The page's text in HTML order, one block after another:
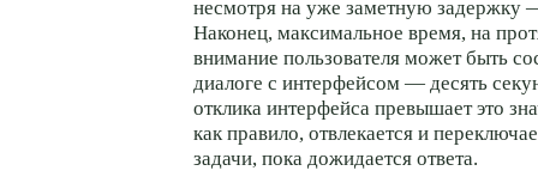
несмотря на уже заметную задержку
Наконец, максимальное время, на
внимание пользователя может быть
диалоге с интерфейсом — десять
отклика интерфейса превышает это
как правило, отвлекается и
задачи, пока дожидается ответа.